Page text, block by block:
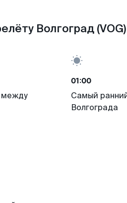
Волгоград
между
01:00
Самый
Волгограда